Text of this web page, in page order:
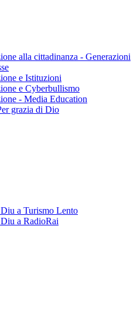
alla cittadinanza - Generazioni
e Istituzioni
e Cyberbullismo
- Media Education
grazia di Dio
a Turismo Lento
a RadioRai